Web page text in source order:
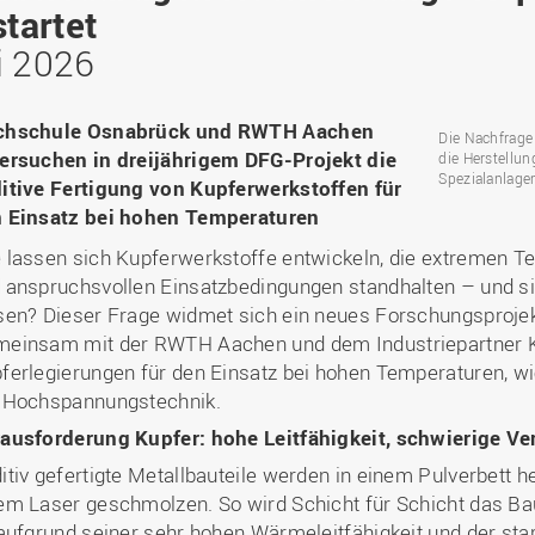
und
Outgoing
als Fremdsprache
für
internationaler
(FIT) in Osnabrück
Bibliothek
LearningCenter
Career Services
in der
Welcome Center
EU-Hochschulbüro
Forschungsergebnisse
die Praxis
Gründungen | Start-Ups
Transfer in die
in
Hochschulzentrum China
(HZC)
UAS7
Informatik (IuI)
für Musik (IfM)
Management, Kultur und
(MKT, Campus
und
Professional School
Amtsblatt
Personensuche
2026
Die
die
Osnabrück und RWTH Aachen
in dreijährigem DFG-Projekt die
Fertigung von Kupferwerkstoffen für
Einsatz bei hohen Temperaturen
lassen sich Kupferwerkstoffe entwickeln, die extremen
anspruchsvollen Einsatzbedingungen standhalten – und
Dieser Frage widmet sich ein neues
mit der RWTH Aachen und dem Industriepartner
für den Einsatz bei hohen Temperaturen,
Kupfer: hohe Leitfähigkeit, schwierige
gefertigte Metallbauteile werden in einem Pulverbett
Laser geschmolzen. So wird Schicht für Schicht das